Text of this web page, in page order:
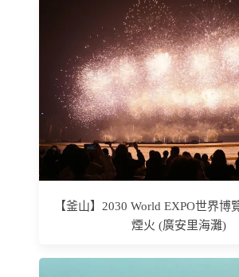
【釜山】2030 World EXPO世界博
煙火 (廣安里海灘)